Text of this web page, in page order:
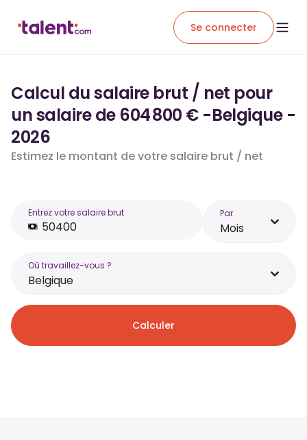
Se connecter
Calcul du salaire brut / net pour
un salaire de 604 800 € -Belgique -
2026
Estimez le montant de votre salaire brut / net
Entrez votre salaire brut Par
Mois
Où travaillez-vous ?
Belgique
Calculer